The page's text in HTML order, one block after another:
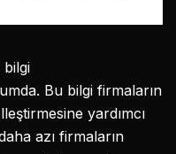
bilgi
Bu bilgi firmaların
yardımcı
azı firmaların